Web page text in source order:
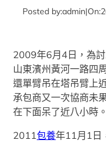
Posted by:admin|On:
2009年6月4日，為
山東濱州黃河一路四
還單臂吊在塔吊臂上
承包商又一次協商未
在下面呆了近八小時。
2011包養年11月1日